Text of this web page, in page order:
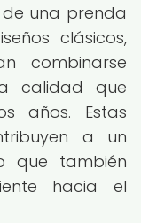
una prenda
clásicos,
combinarse
calidad que
años. Estas
a un
que también
hacia el